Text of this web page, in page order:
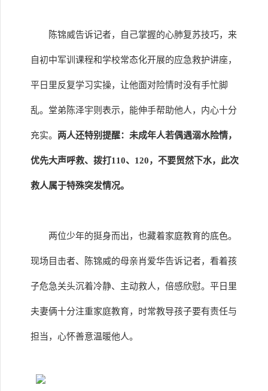
陈锦威告诉记者，自己掌握的心肺复苏技巧，来
自初中军训课程和学校常态化开展的应急救护讲座，
平日里反复学习实操，让他面对险情时没有手忙脚
乱。堂弟陈泽宇则表示，能伸手帮助他人，内心十分
充实。 两人还特别提醒：未成年人若偶遇溺水险情，
优先大声呼救、拨打110、120，不要贸然下水，此次
救人属于特殊突发情况。
两位少年的挺身而出，也藏着家庭教育的底色。
现场目击者、陈锦威的母亲肖爱华告诉记者，看着孩
子危急关头沉着冷静、主动救人，倍感欣慰。平日里
夫妻俩十分注重家庭教育，时常教导孩子要有责任与
担当，心怀善意温暖他人。